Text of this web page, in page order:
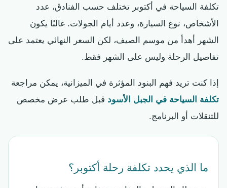
تكلفة السياحة في أكتوبر تختلف حسب الفنادق، عدد
الأشخاص، نوع السيارة، وعدد أيام الجولات. غالبًا يكون
الشهر أهدأ من موسم الصيف، لكن السعر النهائي يعتمد على
تفاصيل الرحلة وليس على الشهر فقط.
إذا كنت تريد فهم البنود المؤثرة في الميزانية، يمكن مراجعة
تكلفة السياحة في الجبل الأسود قبل طلب عرض مخصص
للتنقلات أو البرنامج.
ما الذي يحدد تكلفة رحلة أكتوبر؟